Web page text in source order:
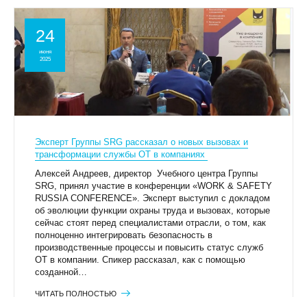
24
июня
2025
Эксперт Группы SRG рассказал о новых вызовах и
трансформации службы ОТ в компаниях
Алексей Андреев, директор Учебного центра Группы
SRG, принял участие в конференции «WORK & SAFETY
RUSSIA CONFERENCE». Эксперт выступил с докладом
об эволюции функции охраны труда и вызовах, которые
сейчас стоят перед специалистами отрасли, о том, как
полноценно интегрировать безопасность в
производственные процессы и повысить статус служб
ОТ в компании. Спикер рассказал, как с помощью
созданной…
ЧИТАТЬ ПОЛНОСТЬЮ